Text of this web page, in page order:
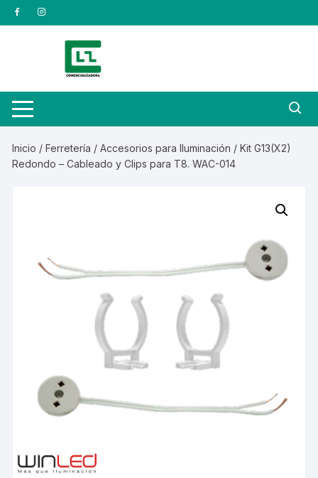
Saltar
al
Inicio /Ferretería /Accesorios para Iluminación / Kit G13(X2)
Redondo – Cableado y Clips para T8. WAC-014